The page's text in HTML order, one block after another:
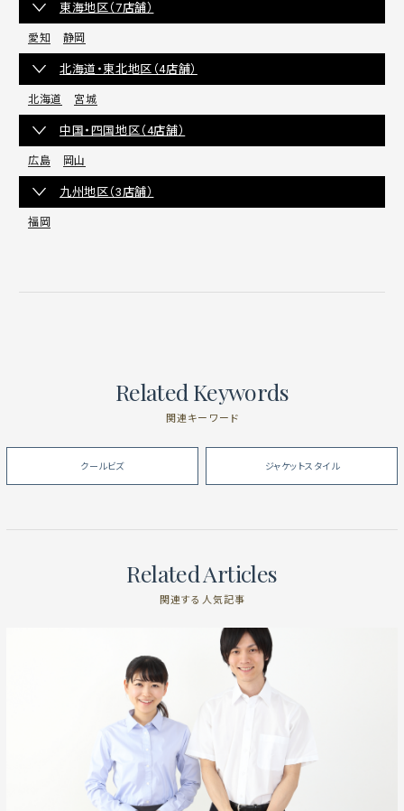
東海地区（7店舗）
愛知 静岡
北海道・東北地区（4店舗）
北海道 宮城
中国・四国地区（4店舗）
広島 岡山
九州地区（3店舗）
福岡
Related Keywords
関連キーワード
クールビズ ジャケットスタイル
Related Articles
関連する人気記事